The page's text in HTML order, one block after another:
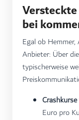
bei
Egal ob
Anbieter: Über
typischerweise
Euro pro